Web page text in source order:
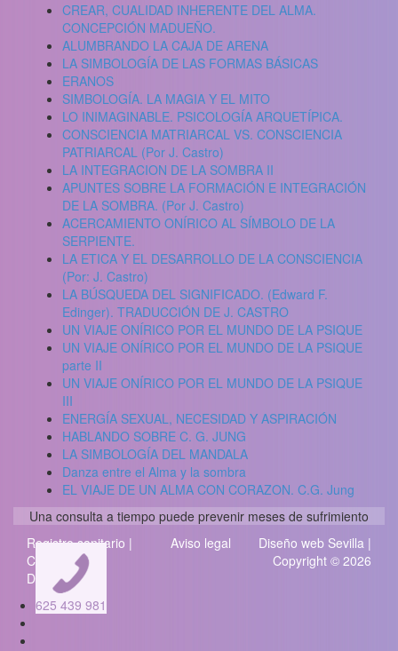
CREAR, CUALIDAD INHERENTE DEL ALMA.
CONCEPCIÓN MADUEÑO.
ALUMBRANDO LA CAJA DE ARENA
LA SIMBOLOGÍA DE LAS FORMAS BÁSICAS
ERANOS
SIMBOLOGÍA. LA MAGIA Y EL MITO
LO INIMAGINABLE. PSICOLOGÍA ARQUETÍPICA.
CONSCIENCIA MATRIARCAL VS. CONSCIENCIA
PATRIARCAL (Por J. Castro)
LA INTEGRACION DE LA SOMBRA II
APUNTES SOBRE LA FORMACIÓN E INTEGRACIÓN
DE LA SOMBRA. (Por J. Castro)
ACERCAMIENTO ONÍRICO AL SÍMBOLO DE LA
SERPIENTE.
LA ETICA Y EL DESARROLLO DE LA CONSCIENCIA
(Por: J. Castro)
LA BÚSQUEDA DEL SIGNIFICADO. (Edward F.
Edinger). TRADUCCIÓN DE J. CASTRO
UN VIAJE ONÍRICO POR EL MUNDO DE LA PSIQUE
UN VIAJE ONÍRICO POR EL MUNDO DE LA PSIQUE
parte II
UN VIAJE ONÍRICO POR EL MUNDO DE LA PSIQUE
III
ENERGÍA SEXUAL, NECESIDAD Y ASPIRACIÓN
HABLANDO SOBRE C. G. JUNG
LA SIMBOLOGÍA DEL MANDALA
Danza entre el Alma y la sombra
EL VIAJE DE UN ALMA CON CORAZON. C.G. Jung
Una consulta a tiempo puede prevenir meses de sufrimiento
Registro sanitario |
Codigo
Deontologico
Diseño web Sevilla |
Copyright © 2026
Aviso legal
625 439 981